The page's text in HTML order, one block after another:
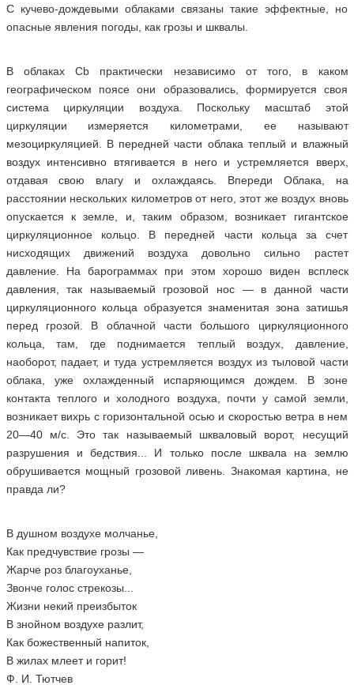
С кучево-дождевыми облаками связаны такие эффектные, но
опасные явления погоды, как грозы и шквалы.
В облаках Cb практически независимо от того, в каком
географическом поясе они образовались, формируется своя
система циркуляции воздуха. Поскольку масштаб этой
циркуляции измеряется километрами, ее называют
мезоциркуляцией. В передней части облака теплый и влажный
воздух интенсивно втягивается в него и устремляется вверх,
отдавая свою влагу и охлаждаясь. Впереди Облака, на
расстоянии нескольких километров от него, этот же воздух вновь
опускается к земле, и, таким образом, возникает гигантское
циркуляционное кольцо. В передней части кольца за счет
нисходящих движений воздуха довольно сильно растет
давление. На барограммах при этом хорошо виден всплеск
давления, так называемый грозовой нос — в данной части
циркуляционного кольца образуется знаменитая зона затишья
перед грозой. В облачной части большого циркуляционного
кольца, там, где поднимается теплый воздух, давление,
наоборот, падает, и туда устремляется воздух из тыловой части
облака, уже охлажденный испаряющимся дождем. В зоне
контакта теплого и холодного воздуха, почти у самой земли,
возникает вихрь с горизонтальной осью и скоростью ветра в нем
20—40 м/с. Это так называемый шкваловый ворот, несущий
разрушения и бедствия... И только после шквала на землю
обрушивается мощный грозовой ливень. Знакомая картина, не
правда ли?
В душном воздухе молчанье,
Как предчувствие грозы —
Жарче роз благоуханье,
Звонче голос стрекозы...
Жизни некий преизбыток
В знойном воздухе разлит,
Как божественный напиток,
В жилах млеет и горит!
Ф. И. Тютчев